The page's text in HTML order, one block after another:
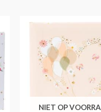
NIET OP